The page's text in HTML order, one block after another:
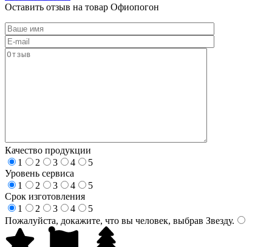
Оставить отзыв на товар Офиопогон
Качество продукции
1
2 3 4
5
Уровень сервиса
1
2 3 4
5
Срок изготовления
1
2 3 4
5
Пожалуйста, докажите, что вы человек, выбрав Звезду.